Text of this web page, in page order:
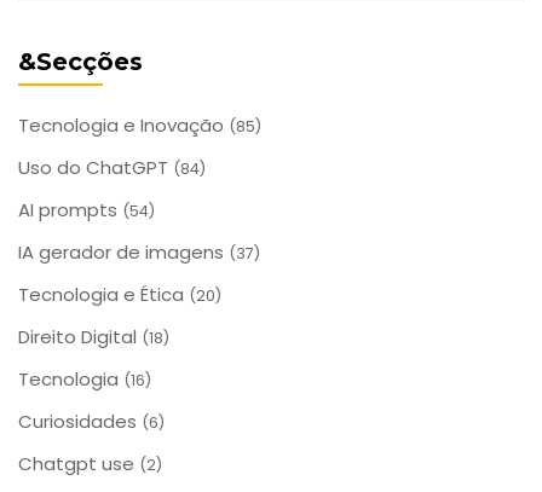
&Secções
Tecnologia e Inovação (85)
Uso do ChatGPT (84)
AI prompts (54)
IA gerador de imagens (37)
Tecnologia e Ética (20)
Direito Digital (18)
Tecnologia (16)
Curiosidades (6)
Chatgpt use (2)